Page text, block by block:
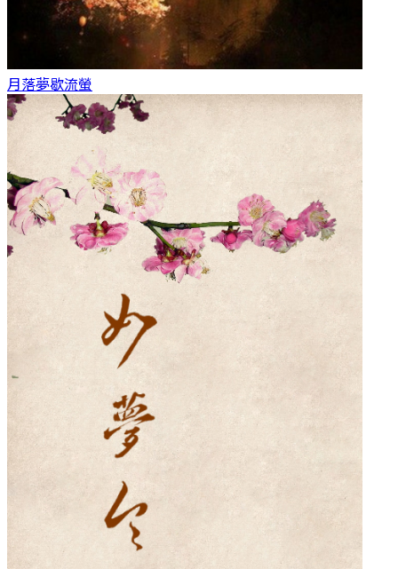
月落夢歇流螢